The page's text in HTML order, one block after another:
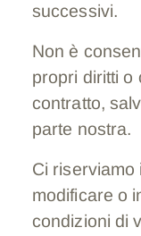
successivi.
Non è
propri diritti o
contratto,
parte nostra.
Ci riserviamo
modificare o
condizioni di